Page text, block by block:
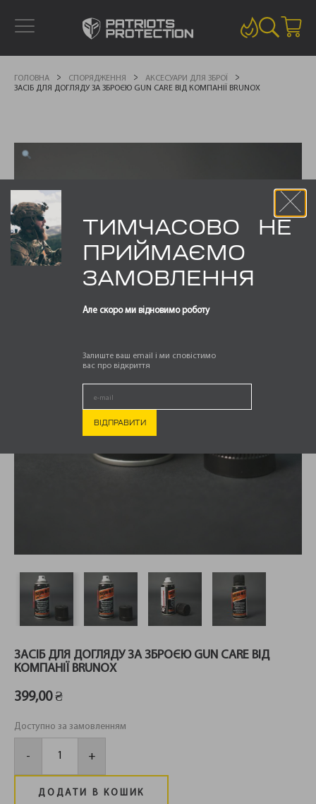
ГОЛОВНА СПОРЯДЖЕННЯ
АКСЕСУАРИ ДЛЯ ЗБРОЇ
ЗАСІБ ДЛЯ ДОГЛЯДУ ЗА ЗБРОЄЮ GUN CARE ВІД КОМПАНІЇ BRUNOX
ЗАСІБ ДЛЯ ДОГЛЯДУ ЗА ЗБРОЄЮ GUN CARE ВІД
КОМПАНІЇ BRUNOX
399,00₴
Доступно за замовленням
-
Засіб
догляду
зброєю
Gun
Care
+
ДОДАТИ В КОШИК
ТИМЧАСОВО НЕ
ПРИЙМАЄМО
ЗАМОВЛЕННЯ
Але скоро ми відновимо роботу
Залиште ваш email і ми сповістимо
вас про відкриття